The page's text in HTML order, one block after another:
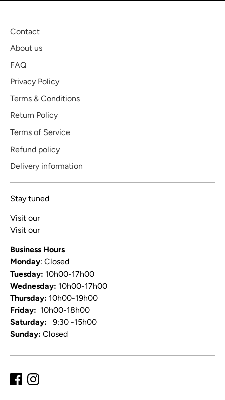
Contact
About us
FAQ
Privacy Policy
Terms & Conditions
Return Policy
Terms of Service
Refund policy
Delivery information
Stay tuned
Visit our
Visit our
Business Hours
Monday: Closed
Tuesday: 10h00-17h00
Wednesday: 10h00-17h00
Thursday: 10h00-19h00
Friday: 10h00-18h00
Saturday: 9:30 -15h00
Sunday: Closed